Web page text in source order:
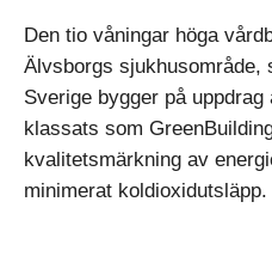
Den tio våningar höga
Älvsborgs sjukhusområde,
Sverige bygger på
klassats som
kvalitetsmärkning av
minimerat koldioxidutsläpp.